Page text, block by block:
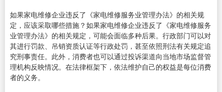
如果家电维修企业违反了《家电维修服务业管理办法》的相关规
定，应该采取哪些措施？如果家电维修企业违反了《家电维修服务
业管理办法》的相关规定，可能会面临多种后果。行政部门可以对
其进行罚款、吊销资质认证等行政处罚，甚至依照刑法有关规定追
究刑事责任。此外，消费者也可以通过投诉渠道向当地市场监督管
理机构反映情况。在法律框架下，依法维护自己的权益是每位消费
者的义务。